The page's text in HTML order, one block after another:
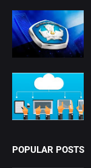
POPULAR POSTS